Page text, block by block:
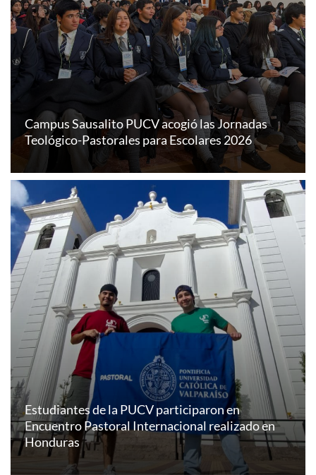
Campus Sausalito PUCV acogió las Jornadas
Teológico-Pastorales para Escolares 2026
Estudiantes de la PUCV participaron en
Encuentro Pastoral Internacional realizado en
Honduras